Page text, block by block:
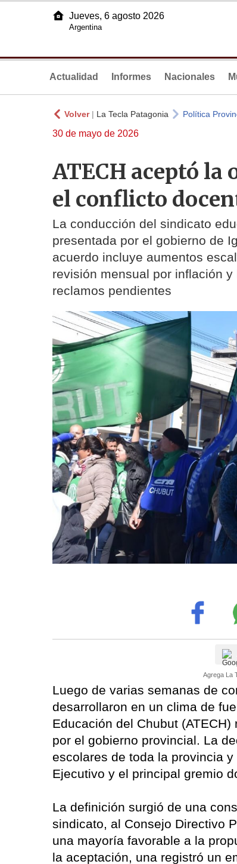
Jueves, 6 agosto 2026
Argentina
Actualidad Informes Nacionales
Volver| La Tecla Patagonia Política
30 de mayo de 2026
ATECH aceptó la
el conflicto
La conducción del sindicato
presentada por el gobierno de
acuerdo incluye aumentos
revisión mensual por inflación
reclamos pendientes
Agrega La
Luego de varias semanas de
desarrollaron en un clima de
Educación del Chubut
por el gobierno provincial. La
escolares de toda la provincia
Ejecutivo y el principal gremio
La definición surgió de una
sindicato, al Consejo Directivo
una mayoría favorable a la
la aceptación, una registró un